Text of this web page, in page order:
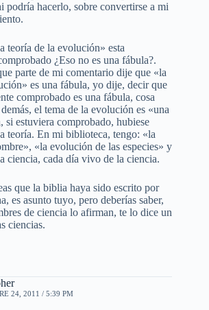
podría hacerlo, sobre convertirse a mi
teoría de la evolución» esta
¿Eso no es una fábula?.
parte de mi comentario dije que «la
es una fábula, yo dije, decir que
comprobado es una fábula, cosa
el tema de la evolución es «una
si estuviera comprobado, hubiese
teoría. En mi biblioteca, tengo: «la
«la evolución de las especies» y
ciencia, cada día vivo de la ciencia.
que la biblia haya sido escrito por
es asunto tuyo, pero deberías saber,
de ciencia lo afirman, te lo dice un
ciencias.
24, 2011 / 5:39 PM